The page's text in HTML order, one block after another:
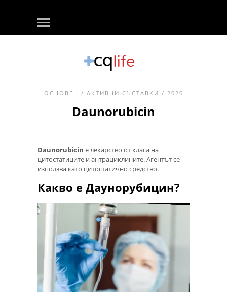
ОСНОВЕН / АКТИВНИ СЪСТАВКИ / 2020
Daunorubicin
Daunorubicin е лекарство от класа на
цитостатиците и антрациклините. Агентът се
използва като цитостатично средство.
Какво е Даунорубицин?